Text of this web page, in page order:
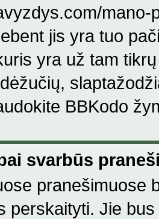
jis yra tuo
yra už tam
BBKodo
svarbūs
pranešimuose
perskaityti. Jie